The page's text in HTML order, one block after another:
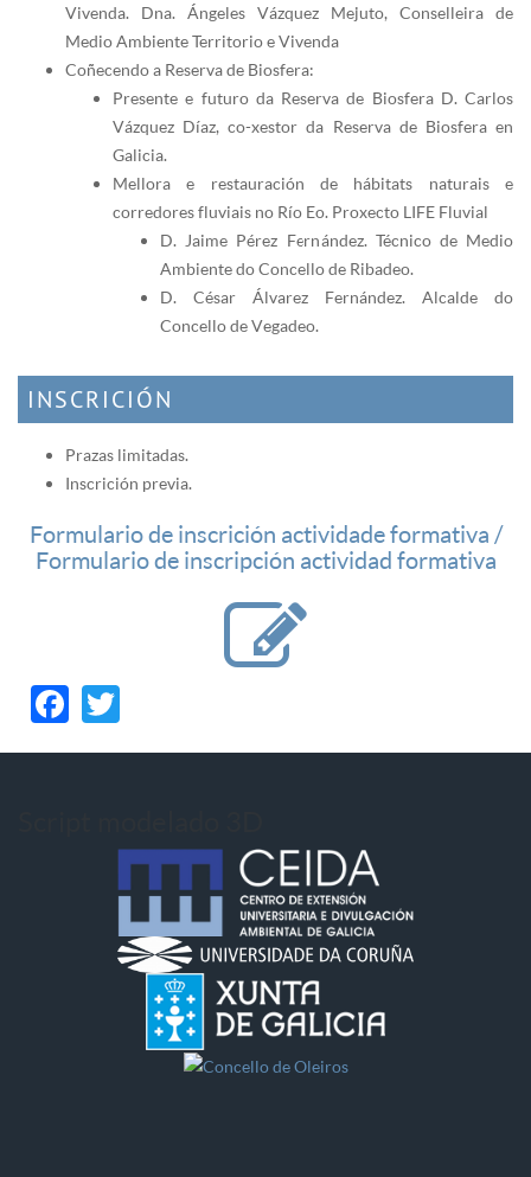
Vivenda. Dna. Ángeles Vázquez Mejuto, Conselleira de
Medio Ambiente Territorio e Vivenda
Coñecendo a Reserva de Biosfera:
Presente e futuro da Reserva de Biosfera D. Carlos
Vázquez Díaz, co-xestor da Reserva de Biosfera en
Galicia.
Mellora e restauración de hábitats naturais e
corredores fluviais no Río Eo. Proxecto LIFE Fluvial
D. Jaime Pérez Fernández. Técnico de Medio
Ambiente do Concello de Ribadeo.
D. César Álvarez Fernández. Alcalde do
Concello de Vegadeo.
INSCRICIÓN
Prazas limitadas.
Inscrición previa.
Formulario de inscrición actividade formativa /
Formulario de inscripción actividad formativa
Facebook